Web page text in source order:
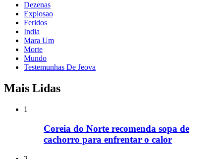
Dezenas
Explosao
Feridos
India
Mara Um
Morte
Mundo
Testemunhas De Jeova
Mais Lidas
1
Coreia do Norte recomenda sopa de
cachorro para enfrentar o calor